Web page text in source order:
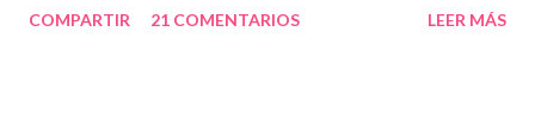
primero un poco de teórica para tener claro lo que tenemos que
COMPARTIR 21 COMENTARIOS LEER MÁS